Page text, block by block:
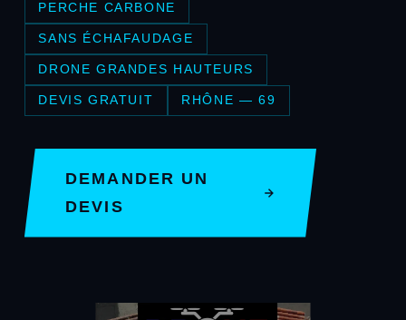
PERCHE CARBONE
SANS ÉCHAFAUDAGE
DRONE GRANDES HAUTEURS
DEVIS GRATUIT RHÔNE — 69
DEMANDER UN
DEVIS